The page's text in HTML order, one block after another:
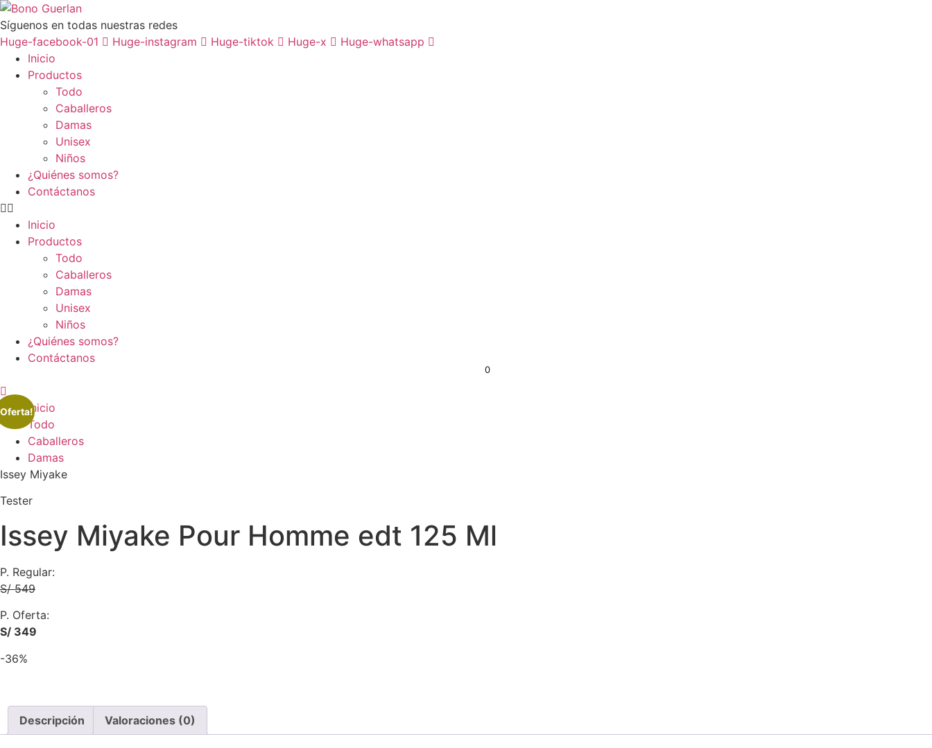
Ir
al
contenido
Síguenos en todas nuestras redes
Huge-facebook-01
Huge-instagram Huge-tiktok Huge-x
Huge-whatsapp
Inicio
Productos
Todo
Caballeros
Damas
Unisex
Niños
¿Quiénes somos?
Contáctanos
Inicio
Productos
Todo
Caballeros
Damas
Unisex
Niños
¿Quiénes somos?
Contáctanos
0
Inicio
Todo
Caballeros
Damas
Issey Miyake
Tester
Issey Miyake Pour Homme edt 125 Ml
P. Regular:
S/ 549
P. Oferta:
S/ 349
-36%
Descripción Valoraciones (0)